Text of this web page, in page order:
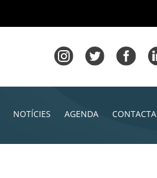
NOTÍCIES AGENDA CONTACTA